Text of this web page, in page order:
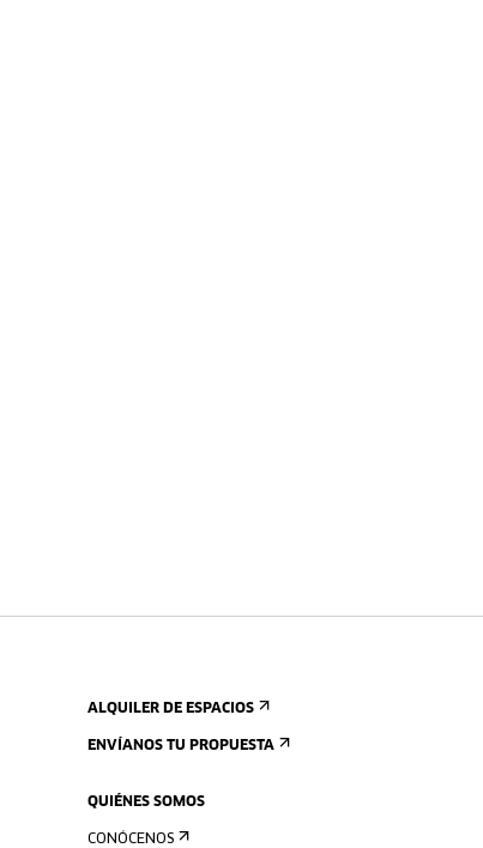
ALQUILER DE ESPACIOS
ENVÍANOS TU PROPUESTA
QUIÉNES SOMOS
CONÓCENOS